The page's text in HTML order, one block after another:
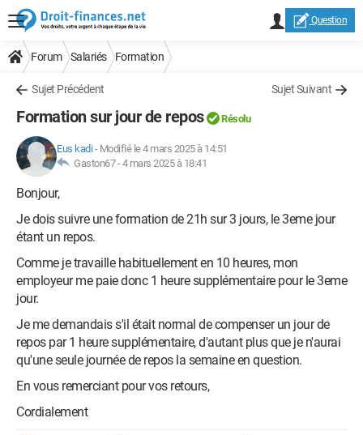
Question
Forum Salariés Formation
Sujet Précédent Sujet Suivant
Formation sur jour de repos Résolu
Eus kadi- Modifié le 4 mars 2025 à 14:51
Gaston67 -4 mars 2025 à 18:41
Bonjour,
Je dois suivre une formation de 21h sur 3 jours, le 3eme jour
étant un repos.
Comme je travaille habituellement en 10 heures, mon
employeur me paie donc 1 heure supplémentaire pour le 3eme
jour.
Je me demandais s'il était normal de compenser un jour de
repos par 1 heure supplémentaire, d'autant plus que je n'aurai
qu'une seule journée de repos la semaine en question.
En vous remerciant pour vos retours,
Cordialement